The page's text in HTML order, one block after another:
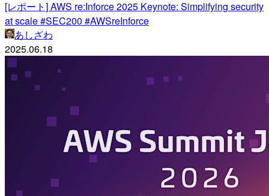
[レポート] AWS re:Inforce 2025 Keynote: Simplifying security
at scale #SEC200 #AWSreInforce
あしざわ
2025.06.18